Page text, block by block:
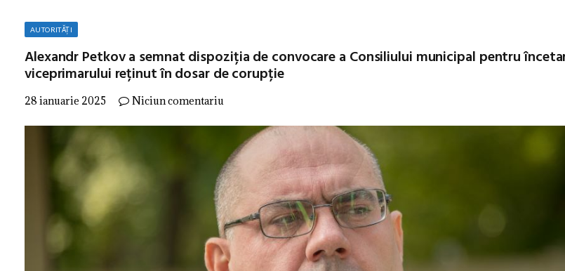
AUTORITĂȚI
Alexandr Petkov a semnat dispoziția de convocare a Consiliului municipal pentru
viceprimarului reținut în dosar de corupție
28 ianuarie 2025 Niciun comentariu